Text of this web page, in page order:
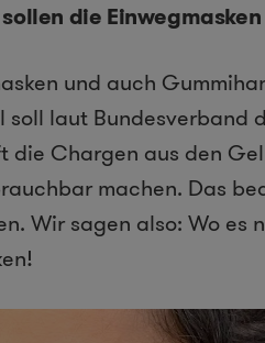
die
und auch
laut Bundesverband
Chargen aus den
machen. Das
Wir sagen also: Wo es